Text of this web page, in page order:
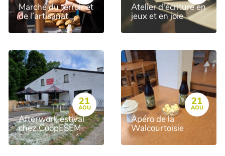
Marché du terroir et
de l’artisanat
Atelier d'écriture en
jeux et en joie
21
AOU
Afterwork estival
chez CoopESEM
21
AOU
Apéro de la
Walcourtoisie